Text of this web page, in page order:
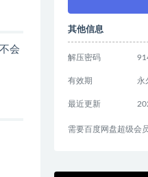
会
其他信息
解压密码
有效期 永
最近更新
需要百度网盘超级会